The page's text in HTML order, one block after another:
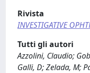
Rivista
INVESTIGATIVE
Tutti gli autori
Azzolini, Claudio;
Galli, D; Zelada, M;